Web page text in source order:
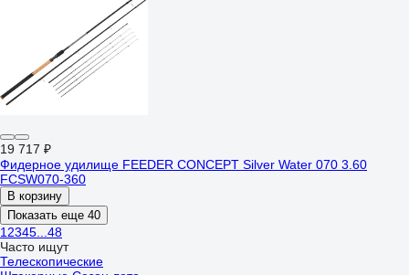
19 717 ₽
Фидерное удилище FEEDER CONCEPT Silver Water 070 3.60
FCSW070-360
В корзину
Показать еще 40
1 2345
48
Часто ищут
Телескопические